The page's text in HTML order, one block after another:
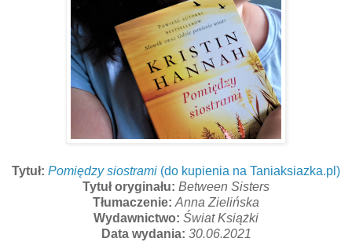
Tytuł: Pomiędzy siostrami (do kupienia na Taniaksiazka.pl)
Tytuł oryginału: Between Sisters
Tłumaczenie:Anna Zielińska
Wydawnictwo: Świat Książki
Data wydania: 30.06.2021